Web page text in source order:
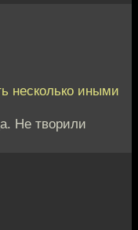
несколько иными
Не творили